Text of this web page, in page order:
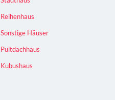
Reihenhaus
Sonstige Häuser
Pultdachhaus
Kubushaus